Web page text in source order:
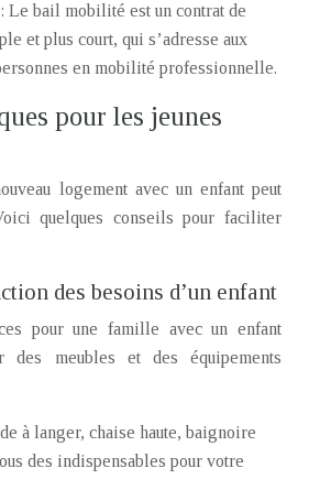
bail mobilité est un contrat de
et plus court, qui s’adresse aux
en mobilité professionnelle.
pour les jeunes
logement avec un enfant peut
quelques conseils pour faciliter
des besoins d’un enfant
pour une famille avec un enfant
des meubles et des équipements
à langer, chaise haute, baignoire
des indispensables pour votre